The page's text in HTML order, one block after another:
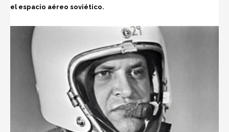
el espacio aéreo soviético.